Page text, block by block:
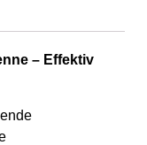
– Effektiv